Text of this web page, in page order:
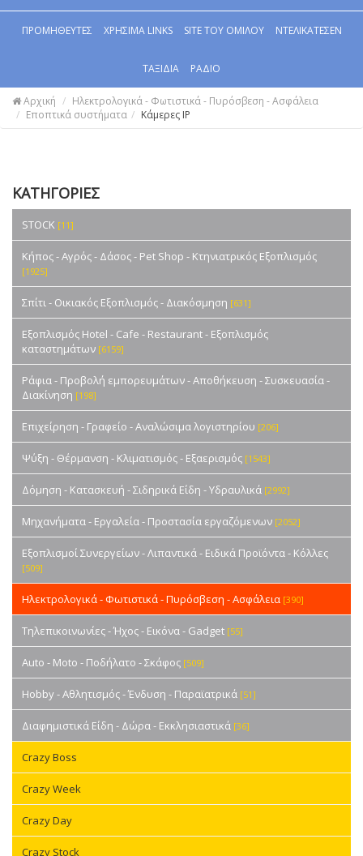
ΠΡΟΜΗΘΕΥΤΕΣ ΧΡΗΣΙΜΑ LINKS SITE ΤΟΥ ΟΜΙΛΟΥ ΝΤΕΛΙΚΑΤΕΣΕΝ
ΤΑΞΙΔΙΑ ΡΑΔΙΟ
Αρχική
Ηλεκτρολογικά - Φωτιστικά - Πυρόσβεση - Ασφάλεια
Εποπτικά συστήματα
Κάμερες IP
ΚΑΤΗΓΟΡΙΕΣ
STOCK [11]
Κήπος - Αγρός - Δάσος - Pet Shop - Κτηνιατρικός Εξοπλισμός
[1925]
Σπίτι - Οικιακός Εξοπλισμός - Διακόσμηση [631]
Εξοπλισμός Hotel - Cafe - Restaurant - Εξοπλισμός
καταστημάτων [6159]
Ράφια - Προβολή εμπορευμάτων - Αποθήκευση - Συσκευασία -
Διακίνηση [198]
Επιχείρηση - Γραφείο - Αναλώσιμα λογιστηρίου [206]
Ψύξη - Θέρμανση - Κλιματισμός - Εξαερισμός [1543]
Δόμηση - Κατασκευή - Σιδηρικά Είδη - Υδραυλικά [2992]
Μηχανήματα - Εργαλεία - Προστασία εργαζόμενων [2052]
Εξοπλισμοί Συνεργείων - Λιπαντικά - Ειδικά Προϊόντα - Κόλλες
[509]
Ηλεκτρολογικά - Φωτιστικά - Πυρόσβεση - Ασφάλεια [390]
Τηλεπικοινωνίες - Ήχος - Εικόνα - Gadget [55]
Auto - Moto - Ποδήλατο - Σκάφος [509]
Hobby - Αθλητισμός - Ένδυση - Παραϊατρικά [51]
Διαφημιστικά Είδη - Δώρα - Εκκλησιαστικά [36]
Crazy Boss
Crazy Week
Crazy Day
Crazy Stock